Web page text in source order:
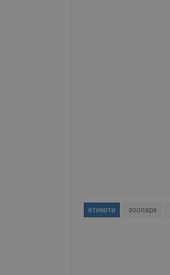
етикети зоопарк